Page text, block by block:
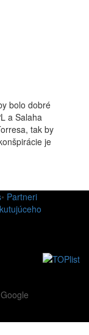
bolo dobré
a Salaha
tak by
je
• Partneri